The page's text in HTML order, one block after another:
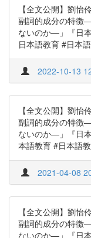
【全文公開】劉怡
副詞的成分の特徴
ないのか―」『日
日本語教育 #日本
2022-10-13
【全文公開】劉怡
副詞的成分の特徴
ないのか―」『日
本語教育 #日本語
2021-04-08
【全文公開】劉怡
副詞的成分の特徴
ないのか―」『日